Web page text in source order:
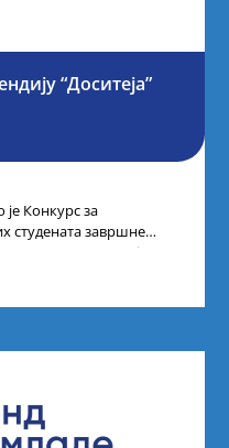
“Доситеја”
Конкурс за
студената завршне
академских студија